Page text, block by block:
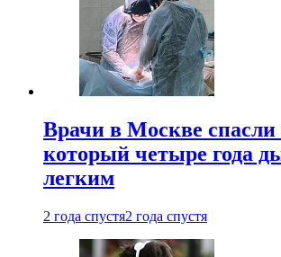
Врачи в Москве
который четыре года
легким
2 года спустя2 года спустя